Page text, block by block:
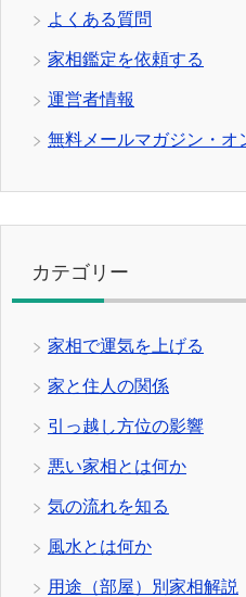
よくある質問
家相鑑定を依頼する
運営者情報
無料メールマガジン・オ
カテゴリー
家相で運気を上げる
家と住人の関係
引っ越し方位の影響
悪い家相とは何か
気の流れを知る
風水とは何か
用途（部屋）別家相解説